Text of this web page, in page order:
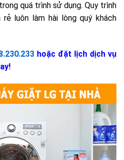
quá trình sử dụng. Quy trình
luôn làm hài lòng quý khách
hoặc đặt lịch dịch vụ